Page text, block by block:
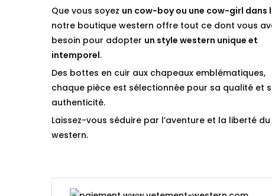
Que vous soyez un cow-boy ou une cow-girl dans
notre boutique western offre tout ce dont vous
besoin pour adopter un style western unique et
intemporel.
Des bottes en cuir aux chapeaux emblématiques,
chaque pièce est sélectionnée pour sa qualité et
authenticité.
Laissez-vous séduire par l’aventure et la liberté
western.